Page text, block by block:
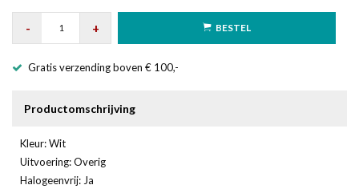
- + BESTEL
Gratis verzending boven € 100,-
Productomschrijving
Kleur: Wit
Uitvoering: Overig
Halogeenvrij: Ja